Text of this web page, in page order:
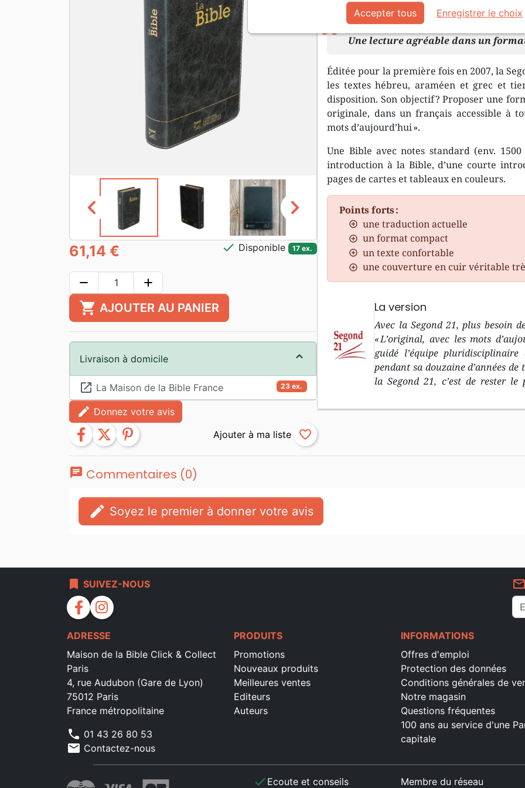
Description Détails du produit
Une lecture agréable dans un
Éditée pour la première fois en 2007, la
les textes hébreu, araméen et grec et
disposition. Son objectif ? Proposer une
originale, dans un français accessible à
mots d’aujourd’hui ».
Une Bible avec notes standard (env.
introduction à la Bible, d’une courte
pages de cartes et tableaux en couleurs.
Points forts :
une traduction actuelle
un format compact
un texte confortable
une couverture en cuir véritable
La version
Avec la Segond 21, plus besoin
« L’original, avec les mots
guidé l’équipe
pendant sa douzaine d’années
la Segond 21, c’est de rester
biblique dans les langues
l’Ancien Testament, et le grec
chevron_left chevron_right
61,14 € check Disponible 17 ex.
remove add
shopping_cart AJOUTER AU PANIER
Livraison à domicile
23 ex.
launch La Maison de la Bible France
edit Donnez votre avis
facebook twitter pinterest favorite_border
chat Commentaires (0)
edit Soyez le premier à donner votre avis
bookmark SUIVEZ-NOUS
facebook instagram
mail_outline
ADRESSE
Maison de la Bible Click & Collect
Paris
4, rue Audubon (Gare de Lyon)
75012 Paris
France métropolitaine
phone 01 43 26 80 53
mail Contactez-nous
PRODUITS
Promotions
Nouveaux produits
Meilleures ventes
Editeurs
Auteurs
INFORMATIONS
Offres d'emploi
Protection des données
Conditions générales de
Notre magasin
Questions fréquentes
100 ans au service d'une
capitale
check Ecoute et conseils Membre du réseau
Accepter tous Enregistrer le choix